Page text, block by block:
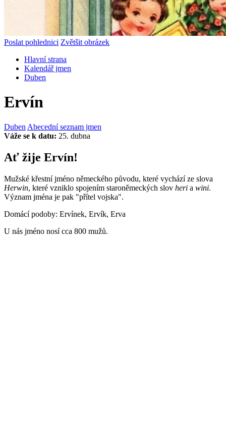
Poslat pohlednici Zvětšit obrázek
Hlavní strana
Kalendář jmen
Duben
Ervín
Duben Abecední seznam jmen
Váže se k datu: 25. dubna
Ať žije Ervín!
Mužské křestní jméno německého původu, které vychází ze slova
Herwin, které vzniklo spojením staroněmeckých slov heri a wini.
Význam jména je pak "přítel vojska".
Domácí podoby: Ervínek, Ervík, Erva
U nás jméno nosí cca 800 mužů.